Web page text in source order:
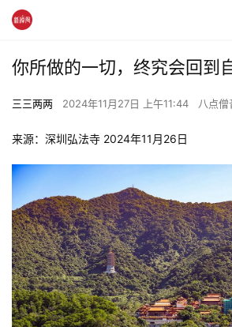
你所做的一切，终究会回到
三三两两 2024年11月27日 上午11:44 八点僧
来源：深圳弘法寺 2024年11月26日